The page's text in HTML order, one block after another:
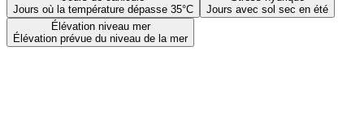
Jours où la température dépasse 35°C
Jours avec sol sec en été
Élévation niveau mer
Élévation prévue du niveau de la mer